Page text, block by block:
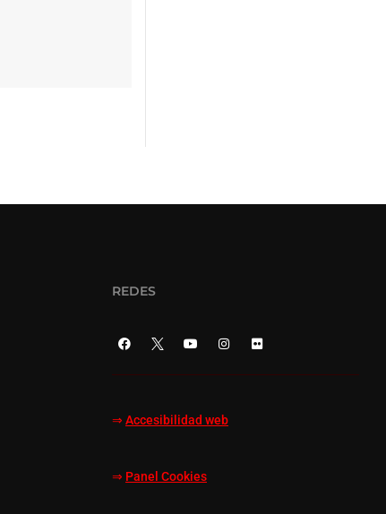
REDES
⇒ Accesibilidad web
⇒ Panel Cookies